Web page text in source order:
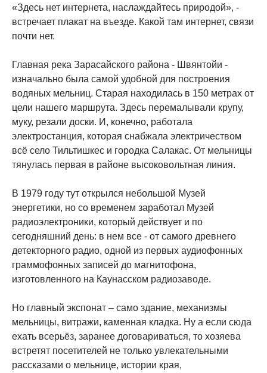
«Здесь нет интернета, наслаждайтесь природой», -
встречает плакат на въезде. Какой там интернет, связи
почти нет.
Главная река Зарасайского района - Швянтойи -
изначально была самой удобной для построения
водяных мельниц. Старая находилась в 150 метрах от
цели нашего маршрута. Здесь перемалывали крупу,
муку, резали доски. И, конечно, работала
электростанция, которая снабжала электричеством
всё село Тильтишкес и городка Салакас. От мельницы
тянулась первая в районе высоковольтная линия.
В 1979 году тут открылся небольшой Музей
энергетики, но со временем заработал Музей
радиоэлектроники, который действует и по
сегодняшний день: в нем все - от самого древнего
детекторного радио, одной из первых аудиофонных
граммофонных записей до магнитофона,
изготовленного на Каунасском радиозаводе.
Но главный экспонат – само здание, механизмы
мельницы, витражи, каменная кладка. Ну а если сюда
ехать всерьёз, заранее договариваться, то хозяева
встретят посетителей не только увлекательными
рассказами о мельнице, истории края,